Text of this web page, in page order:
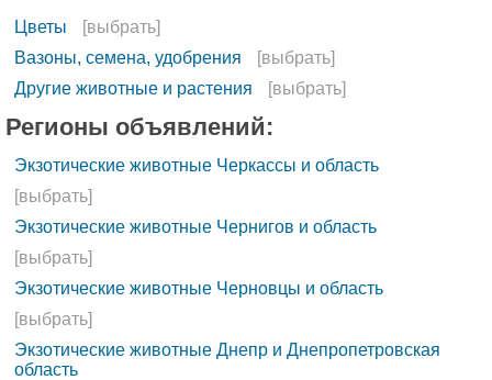
Цветы
[выбрать]
Вазоны, семена, удобрения
[выбрать]
Другие животные и растения
[выбрать]
Регионы объявлений:
Экзотические животные Черкассы и область
[выбрать]
Экзотические животные Чернигов и область
[выбрать]
Экзотические животные Черновцы и область
[выбрать]
Экзотические животные Днепр и Днепропетровская
область